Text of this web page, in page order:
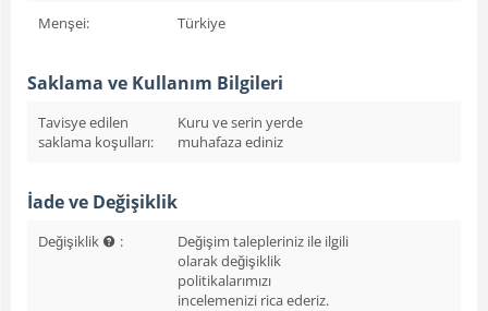
Menşei: Türkiye
Saklama ve Kullanım Bilgileri
Tavisye edilen
saklama koşulları:
Kuru ve serin yerde
muhafaza ediniz
İade ve Değişiklik
Değişiklik :
Değişim talepleriniz ile ilgili
olarak değişiklik
politikalarımızı
incelemenizi rica ederiz.